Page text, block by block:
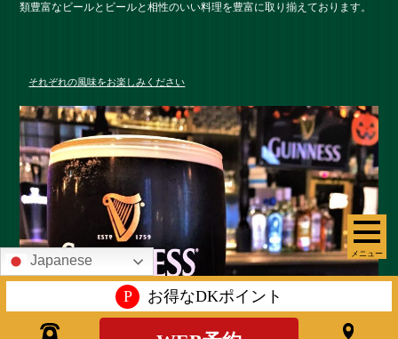
メニュー
類豊富なビールとビールと相性のいい料理を豊富に取り揃えております。
それぞれの風味をお楽しみください
Japanese
P お得なDKポイント